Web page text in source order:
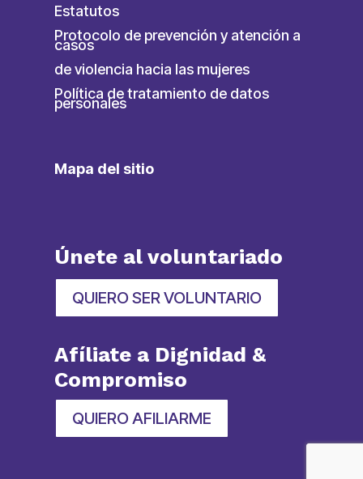
Estatutos
Protocolo de prevención y atención a
casos
de violencia hacia las mujeres
Política de tratamiento de datos
personales
Mapa del sitio
Únete al voluntariado
QUIERO SER VOLUNTARIO
Afíliate a Dignidad &
Compromiso
QUIERO AFILIARME